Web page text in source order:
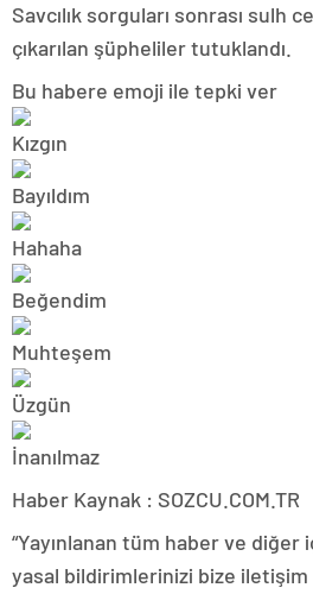
Savcılık sorguları sonrası sulh
çıkarılan şüpheliler tutuklandı.
Bu habere emoji ile tepki ver
Haber Kaynak : SOZCU.COM.TR
“Yayınlanan tüm haber ve
yasal bildirimlerinizi bize iletişim